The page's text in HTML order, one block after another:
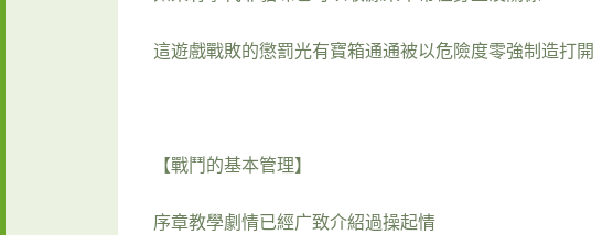
這遊戲戰敗的懲罰光有寶箱通通被以危險度零強制造打開
【戰鬥的基本管理】
序章教學劇情已經广致介紹過操起情